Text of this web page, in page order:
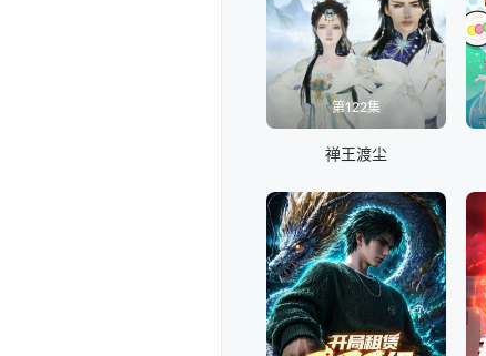
第122集
禅王渡尘